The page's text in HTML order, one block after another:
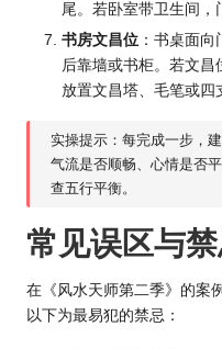
尾。若卧室带卫生间，
书房文昌位 ：书桌面
后靠墙或书柜。若文昌
放置文昌塔、毛笔或四
实操提示：每完成一步，
气流是否顺畅、心情是否
查五行平衡。
常见误区与
在《风水天师第二季》的案
以下为最易犯的禁忌：